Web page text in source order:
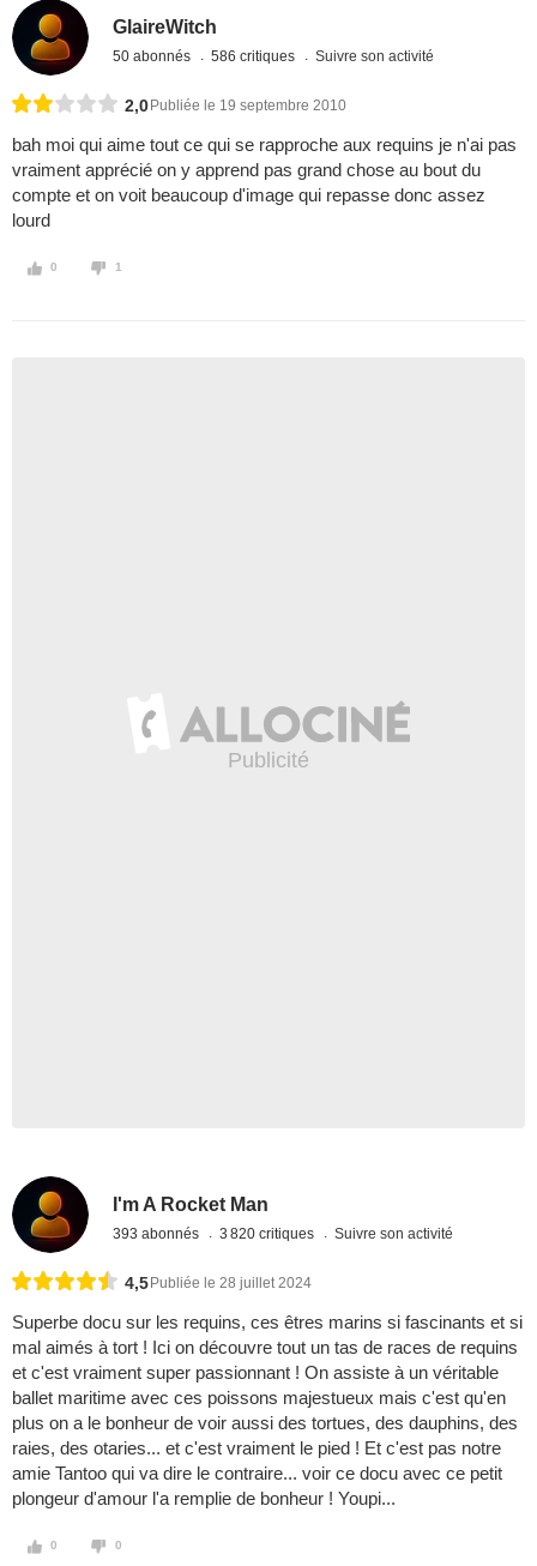
GlaireWitch
50 abonnés 586 critiques Suivre son activité
2,0 Publiée le 19 septembre 2010
bah moi qui aime tout ce qui se rapproche aux requins je n'ai pas
vraiment apprécié on y apprend pas grand chose au bout du
compte et on voit beaucoup d'image qui repasse donc assez
lourd
0 1
I'm A Rocket Man
393 abonnés 3 820 critiques Suivre son activité
4,5 Publiée le 28 juillet 2024
Superbe docu sur les requins, ces êtres marins si fascinants et si
mal aimés à tort ! Ici on découvre tout un tas de races de requins
et c'est vraiment super passionnant ! On assiste à un véritable
ballet maritime avec ces poissons majestueux mais c'est qu'en
plus on a le bonheur de voir aussi des tortues, des dauphins, des
raies, des otaries... et c'est vraiment le pied ! Et c'est pas notre
amie Tantoo qui va dire le contraire... voir ce docu avec ce petit
plongeur d'amour l'a remplie de bonheur ! Youpi...
0 0